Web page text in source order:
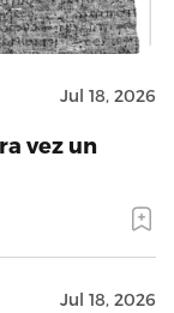
Jul 18, 2026
vez un
Jul 18, 2026